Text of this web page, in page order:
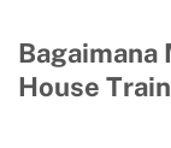
Bagaimana
House